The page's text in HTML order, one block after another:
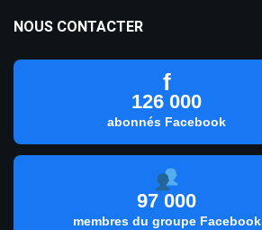
NOUS CONTACTER
f
126 000
abonnés Facebook
97 000
membres du groupe Facebook